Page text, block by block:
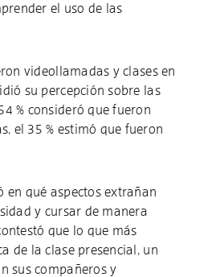
el uso de las
videollamadas y clases en
su percepción sobre las
% consideró que fueron
el 35 % estimó que fueron
en qué aspectos extrañan
y cursar de manera
que lo que más
de la clase presencial, un
sus compañeros y